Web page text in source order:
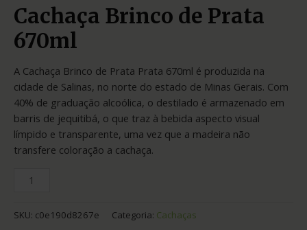
Cachaça Brinco de Prata
670ml
A Cachaça Brinco de Prata Prata 670ml é produzida na
cidade de Salinas, no norte do estado de Minas Gerais. Com
40% de graduação alcoólica, o destilado é armazenado em
barris de jequitibá, o que traz à bebida aspecto visual
límpido e transparente, uma vez que a madeira não
transfere coloração a cachaça.
SKU: c0e190d8267e Categoria: Cachaças